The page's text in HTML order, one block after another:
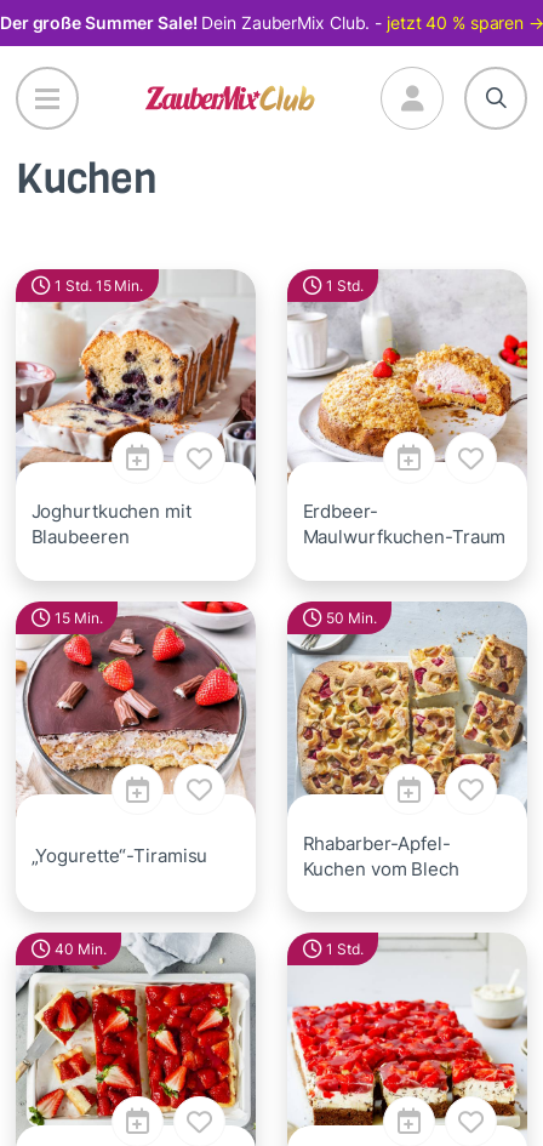
Direkt
zum
Inhalt
Der große Summer Sale! Dein ZauberMix Club. - jetzt 40 % sparen →
Kuchen
1 Std. 15 Min.
Joghurtkuchen mit
Blaubeeren
1 Std.
Erdbeer-
Maulwurfkuchen-Traum
15 Min.
„Yogurette“-Tiramisu
50 Min.
Rhabarber-Apfel-
Kuchen vom Blech
40 Min. 1 Std.